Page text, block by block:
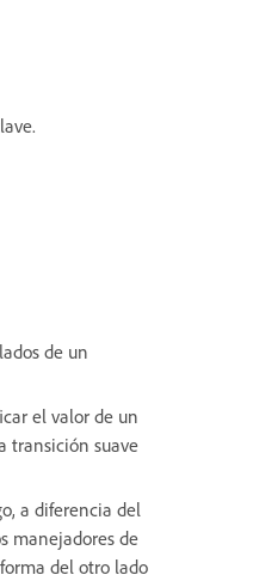
de un
el valor de un
transición suave
a diferencia del
manejadores de
del otro lado